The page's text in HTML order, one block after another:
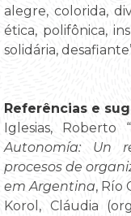
alegre, colorida,
ética, polifônica,
solidária,
Referências e
Iglesias, Roberto
Autonomía: Un
procesos de
em Argentina, Río
Korol, Cláudia